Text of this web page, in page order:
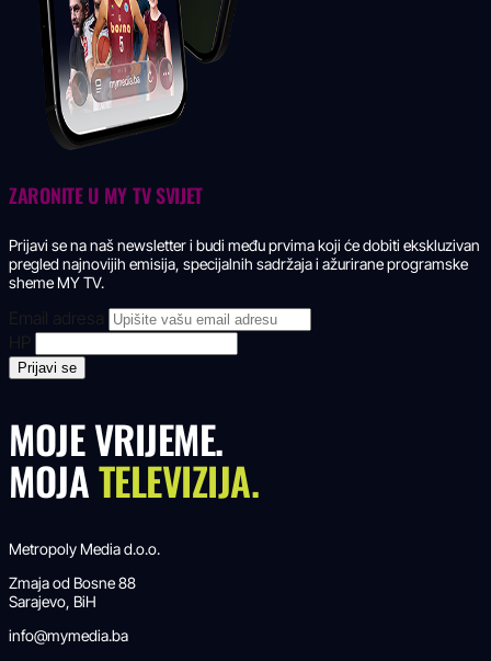
ZARONITE U MY TV SVIJET
Prijavi se na naš newsletter i budi među prvima koji će dobiti ekskluzivan
pregled najnovijih emisija, specijalnih sadržaja i ažurirane programske
sheme MY TV.
Email adresa
MOJE VRIJEME.
MOJATELEVIZIJA.
Metropoly Media d.o.o.
Zmaja od Bosne 88
Sarajevo, BiH
info@mymedia.ba